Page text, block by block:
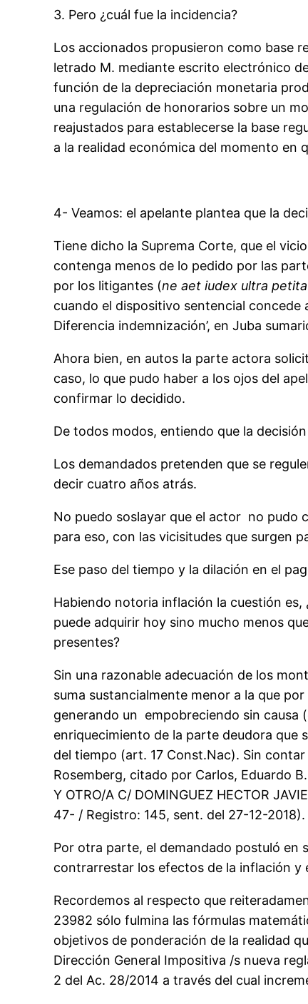
3. Pero ¿cuál fue la incidencia?
Los accionados propusieron como base
letrado M. mediante escrito electrónico
función de la depreciación monetaria
una regulación de honorarios sobre un
reajustados para establecerse la base
a la realidad económica del momento en
4- Veamos: el apelante plantea que la
Tiene dicho la Suprema Corte, que el
contenga menos de lo pedido por las
por los litigantes (ne aet iudex ultra
cuando el dispositivo sentencial concede
Diferencia indemnización’, en Juba
Ahora bien, en autos la parte actora
caso, lo que pudo haber a los ojos del
confirmar lo decidido.
De todos modos, entiendo que la
Los demandados pretenden que se
decir cuatro años atrás.
No puedo soslayar que el actor no pudo
para eso, con las vicisitudes que surgen
Ese paso del tiempo y la dilación en el
Habiendo notoria inflación la cuestión
puede adquirir hoy sino mucho menos
presentes?
Sin una razonable adecuación de los
suma sustancialmente menor a la que
generando un empobreciendo sin causa
enriquecimiento de la parte deudora que
del tiempo (art. 17 Const.Nac). Sin
Rosemberg, citado por Carlos, Eduardo
Y OTRO/A C/ DOMINGUEZ HECTOR
47- / Registro: 145, sent. del 27-12-2018).
Por otra parte, el demandado postuló en
contrarrestar los efectos de la inflación y
Recordemos al respecto que
23982 sólo fulmina las fórmulas
objetivos de ponderación de la realidad
Dirección General Impositiva /s nueva
2 del Ac. 28/2014 a través del cual